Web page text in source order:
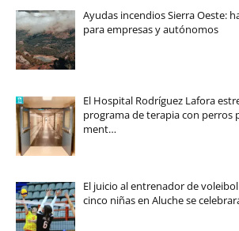
Ayudas incendios Sierra Oeste:
para empresas y autónomos
El Hospital Rodríguez Lafora
programa de terapia con perros
ment…
El juicio al entrenador de
cinco niñas en Aluche se